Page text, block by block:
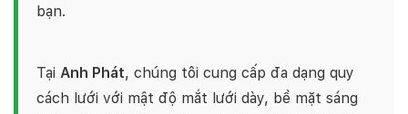
bạn.
Tại Anh Phát, chúng tôi cung cấp đa dạng quy
cách lưới với mật độ mắt lưới dày, bề mặt sáng